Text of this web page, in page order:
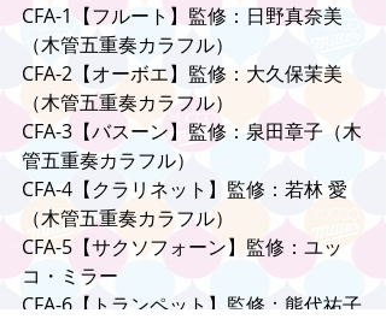
CFA-1【フルート】監修：日野真奈美
（木管五重奏カラフル）
CFA-2【オーボエ】監修：大久保茉美
（木管五重奏カラフル）
CFA-3【バスーン】監修：泉田章子（木
管五重奏カラフル）
CFA-4【クラリネット】監修：若林 愛
（木管五重奏カラフル）
CFA-5【サクソフォーン】監修：ユッ
コ・ミラー
CFA-6【トランペット】監修：熊代祐子